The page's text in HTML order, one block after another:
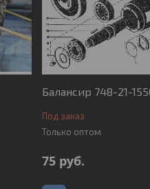
Балансир 748-21-
Под заказ
Только оптом
75 руб.